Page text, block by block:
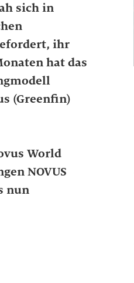
sich in
ihr
hat das
(Greenfin)
World
NOVUS
nun